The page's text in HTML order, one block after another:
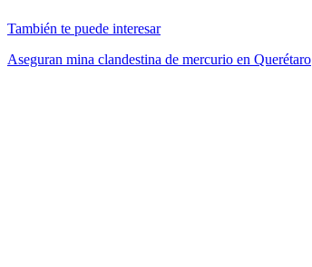
También te puede interesar
Aseguran mina clandestina de mercurio en Querétaro